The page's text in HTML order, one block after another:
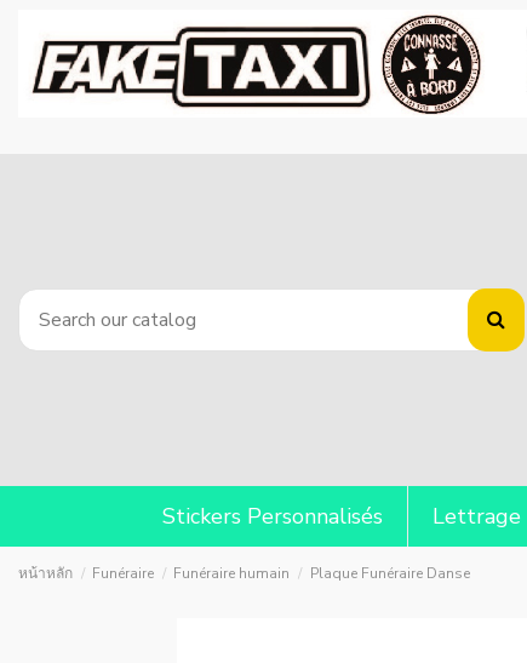
Stickers Personnalisés Lettrage
หน้าหลัก Funéraire Funéraire humain Plaque Funéraire Danse